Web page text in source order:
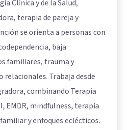
Clínica y de la Salud,
terapia de pareja y
se orienta a personas con
baja
familiares, trauma y
relacionales. Trabaja desde
combinando Terapia
EMDR, mindfulness, terapia
y enfoques eclécticos.